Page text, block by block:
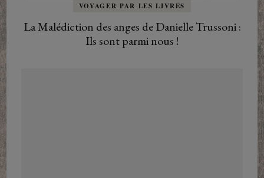
VOYAGER PAR LES LIVRES
La Malédiction des anges de Danielle Trussoni :
Ils sont parmi nous !